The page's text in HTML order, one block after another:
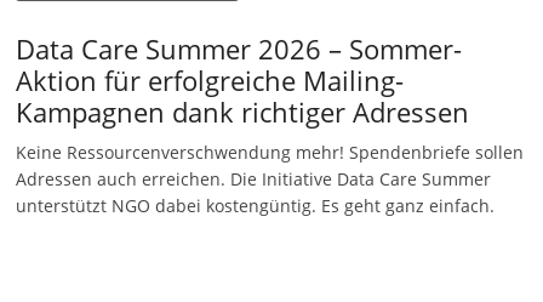
Data Care Summer 2026 – Sommer-
Aktion für erfolgreiche Mailing-
Kampagnen dank richtiger Adressen
Keine Ressourcenverschwendung mehr! Spendenbriefe sollen
Adressen auch erreichen. Die Initiative Data Care Summer
unterstützt NGO dabei kostengüntig. Es geht ganz einfach.